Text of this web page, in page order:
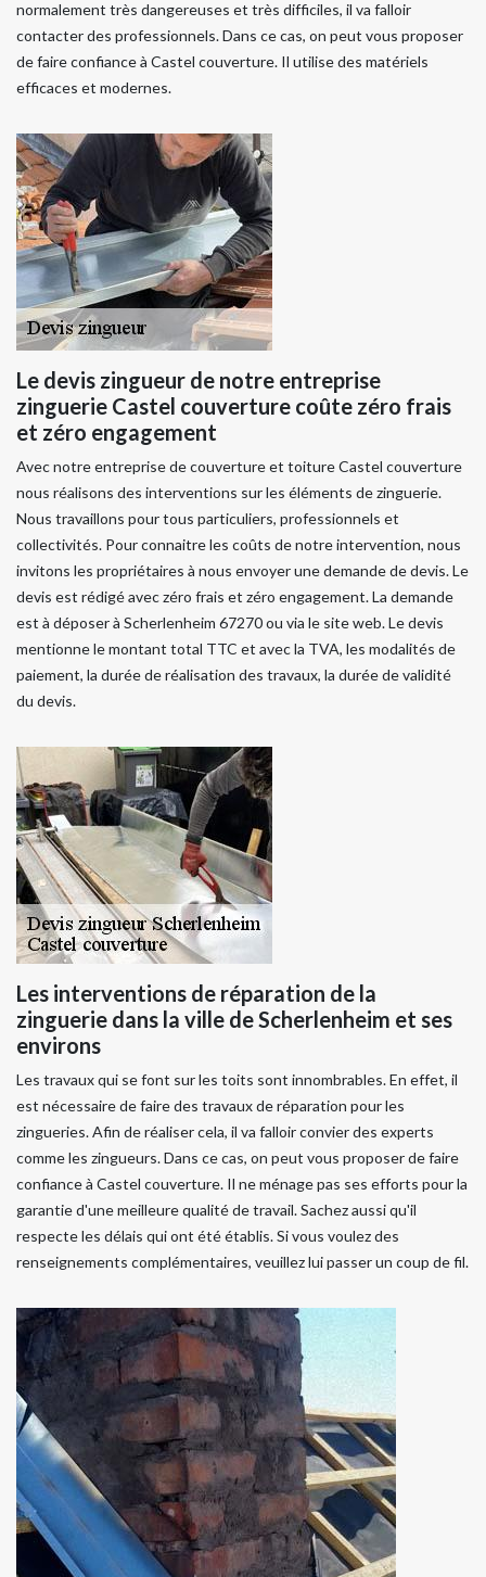
normalement très dangereuses et très difficiles, il va falloir
contacter des professionnels. Dans ce cas, on peut vous proposer
de faire confiance à Castel couverture. Il utilise des matériels
efficaces et modernes.
Le devis zingueur de notre entreprise
zinguerie Castel couverture coûte zéro frais
et zéro engagement
Avec notre entreprise de couverture et toiture Castel couverture
nous réalisons des interventions sur les éléments de zinguerie.
Nous travaillons pour tous particuliers, professionnels et
collectivités. Pour connaitre les coûts de notre intervention, nous
invitons les propriétaires à nous envoyer une demande de devis. Le
devis est rédigé avec zéro frais et zéro engagement. La demande
est à déposer à Scherlenheim 67270 ou via le site web. Le devis
mentionne le montant total TTC et avec la TVA, les modalités de
paiement, la durée de réalisation des travaux, la durée de validité
du devis.
Les interventions de réparation de la
zinguerie dans la ville de Scherlenheim et ses
environs
Les travaux qui se font sur les toits sont innombrables. En effet, il
est nécessaire de faire des travaux de réparation pour les
zingueries. Afin de réaliser cela, il va falloir convier des experts
comme les zingueurs. Dans ce cas, on peut vous proposer de faire
confiance à Castel couverture. Il ne ménage pas ses efforts pour la
garantie d'une meilleure qualité de travail. Sachez aussi qu'il
respecte les délais qui ont été établis. Si vous voulez des
renseignements complémentaires, veuillez lui passer un coup de fil.